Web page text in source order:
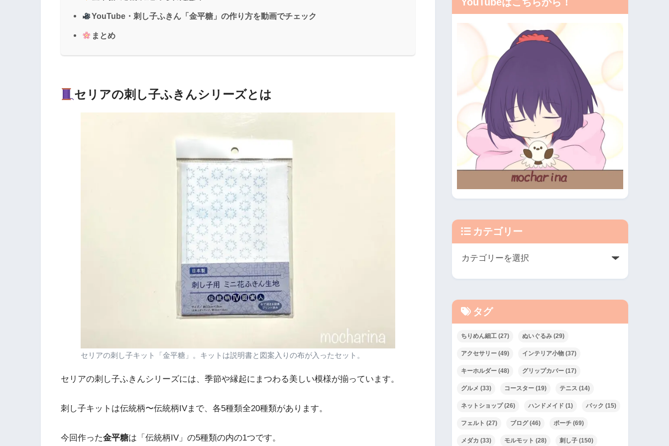
YouTube・刺し子ふきん「金平糖」の作り方を動画でチェック
まとめ
セリアの刺し子ふきんシリーズとは
セリアの刺し子キット「金平糖」。キットは説明書と図案入りの布が入ったセット。
セリアの刺し子ふきんシリーズには、季節や縁起にまつわる美しい模様が揃っています。
刺し子キットは伝統柄〜伝統柄IVまで、各5種類全20種類があります。
今回作った金平糖は「伝統柄IV」の5種類の内の1つです。
カテゴリー
タグ
ちりめん細工 (27) ぬいぐるみ (29)
アクセサリー (49) インテリア小物 (37)
キーホルダー (48) グリップカバー (17)
グルメ (33) コースター (19) テニス (14)
ネットショップ(26) ハンドメイド (1) バック (15)
フェルト (27) ブログ(46) ポーチ (69)
メダカ (33) モルモット (28) 刺し子 (150)